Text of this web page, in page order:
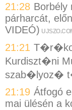
21:28 Borbély
párharcát,
VIDEÓ)
21:21
Kurdiszt�ni
szab�lyoz�
21:19 Átfogó
mai ülésén a